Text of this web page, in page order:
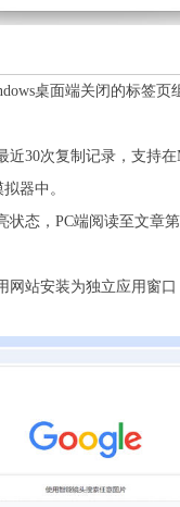
桌面端关闭的标签
30次复制记录，支持
器中。
态，PC端阅读至文章
网站安装为独立应用窗